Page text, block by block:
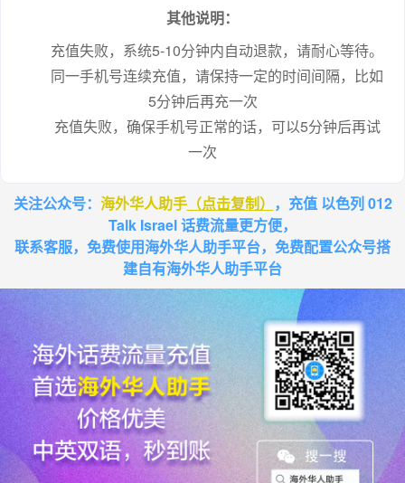
其他说明：
充值失败，系统5-10分钟内自动退款，请耐心等待。
同一手机号连续充值，请保持一定的时间间隔，比如
5分钟后再充一次
充值失败，确保手机号正常的话，可以5分钟后再试
一次
关注公众号： 海外华人助手（点击复制） ，充值 以色列 012
Talk Israel 话费流量更方便，
联系客服，免费使用海外华人助手平台，免费配置公众号搭
建自有海外华人助手平台